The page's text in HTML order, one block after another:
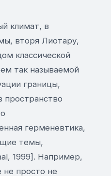
климат, в
вторя Лиотару,
классической
так называемой
границы,
пространство
герменевтика,
темы,
1999]. Например,
просто не